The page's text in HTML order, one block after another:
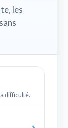
les
difficulté.